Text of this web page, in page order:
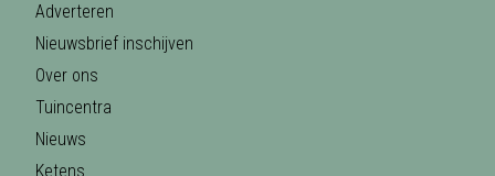
Adverteren
Nieuwsbrief inschijven
Over ons
Tuincentra
Nieuws
Ketens